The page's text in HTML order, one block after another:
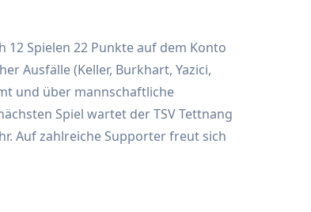
12 Spielen 22 Punkte auf dem Konto
Ausfälle (Keller, Burkhart, Yazici,
und über mannschaftliche
Spiel wartet der TSV Tettnang
Auf zahlreiche Supporter freut sich